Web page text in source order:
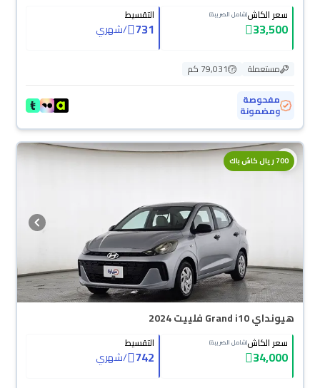
سعر الكاش(شامل الضريبة)
33,500
التقسيط
731
/شهري
مستعملة
79,031 كم
مفحوصة
ومضمونة
700 ريال كاش باك
هيونداي Grand i10 فلييت 2024
سعر الكاش(شامل الضريبة)
34,000
التقسيط
742
/شهري